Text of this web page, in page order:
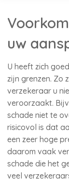
uw
U heeft zich
zijn grenzen. Zo
verzekeraar u
veroorzaakt.
schade niet te
risicovol is dat
een zeer hoge
daarom vaak
schade die het
veel